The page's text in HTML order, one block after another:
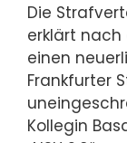
Die
erklärt
einen
Frankfurter
Kollegin